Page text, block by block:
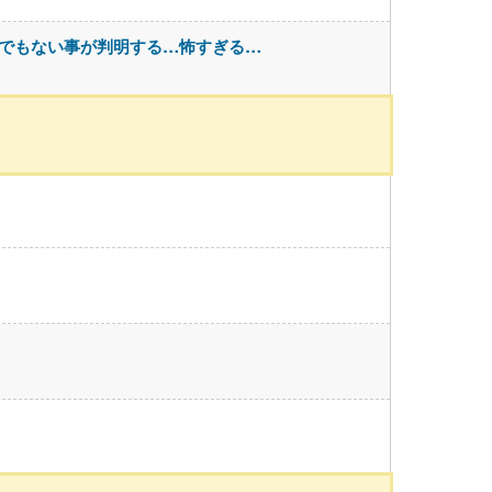
もない事が判明する…怖すぎる…